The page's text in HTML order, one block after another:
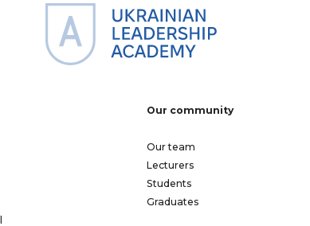
Our community
Our team
Lecturers
Students
Graduates